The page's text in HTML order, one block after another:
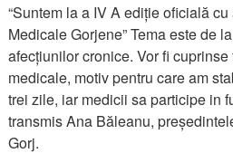
“Suntem la a IV A ediție oficială
Medicale Gorjene” Tema este de
afecțiunilor cronice. Vor fi
medicale, motiv pentru care am
trei zile, iar medicii sa participe in
transmis Ana Băleanu,
Gorj.